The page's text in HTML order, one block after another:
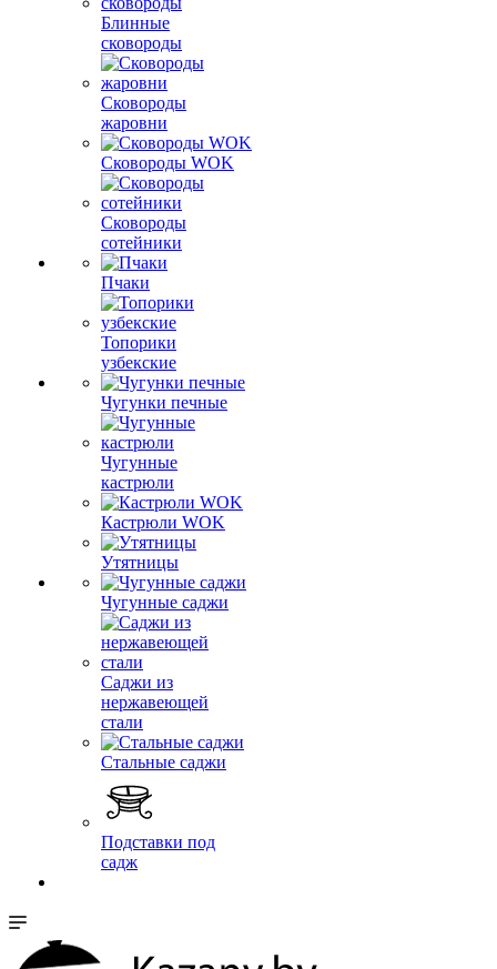
Блинные
сковороды
Сковороды
жаровни
Сковороды WOK
Сковороды
сотейники
Пчаки
Топорики
узбекские
Чугунки печные
Чугунные
кастрюли
Кастрюли WOK
Утятницы
Чугунные саджи
Саджи из
нержавеющей
стали
Стальные саджи
Подставки под
садж